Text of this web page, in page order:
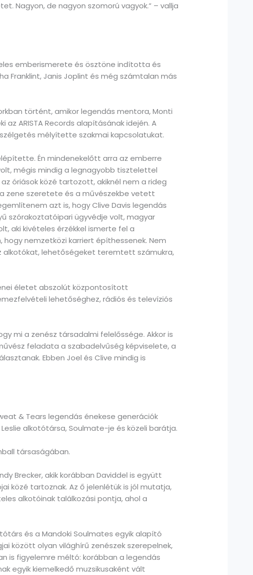
Nagyon, de nagyon szomorú vagyok.” – vallja
emberismerete és ösztöne indította és
Franklint, Janis Joplint és még számtalan más
történt, amikor legendás mentora, Monti
ARISTA Records alapításának idején. A
mélyítette szakmai kapcsolatukat.
Én mindenekelőtt arra az emberre
mégis mindig a legnagyobb tisztelettel
óriások közé tartozott, akiknél nem a rideg
zene szeretete és a művészekbe vetett
azt is, hogy Clive Davis legendás
szórakoztatóipari ügyvédje volt, magyar
aki kivételes érzékkel ismerte fel a
nemzetközi karriert építhessenek. Nem
lehetőségeket teremtett számukra,
életet abszolút központosított
lehetőséghez, rádiós és televíziós
mi a zenész társadalmi felelőssége. Akkor is
feladata a szabadelvűség képviselete, a
Ebben Joel és Clive mindig is
& Tears legendás énekese generációk
alkotótársa, Soulmate-je és közeli barátja.
társaságában.
Brecker, akik korábban Daviddel is együtt
közé tartoznak. Az ő jelenlétük is jól mutatja,
alkotóinak találkozási pontja, ahol a
és a Mandoki Soulmates egyik alapító
között olyan világhírű zenészek szerepelnek,
is figyelemre méltó: korábban a legendás
egyik kiemelkedő muzsikusaként vált